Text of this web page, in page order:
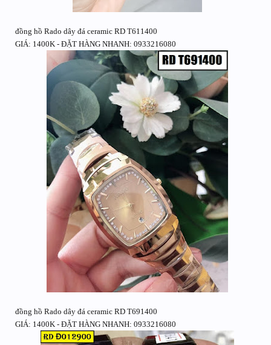
đồng hồ Rado dây đá ceramic RD T611400
GIÁ: 1400K - ĐẶT HÀNG NHANH: 0933216080
đồng hồ Rado dây đá ceramic RD T691400
GIÁ: 1400K - ĐẶT HÀNG NHANH: 0933216080